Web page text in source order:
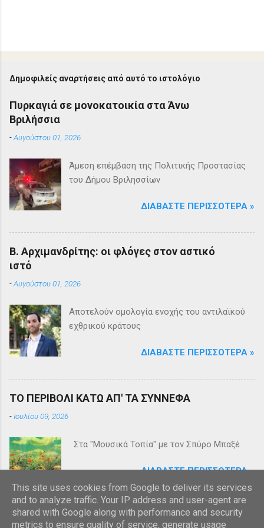
Δημοφιλείς αναρτήσεις από αυτό το ιστολόγιο
Πυρκαγιά σε μονοκατοικία στα Άνω
Βριλήσσια
-Αυγούστου 01, 2026
Άμεση επέμβαση της Πολιτικής Προστασίας
του Δήμου Βριλησσίων
ΔΙΑΒΆΣΤΕ ΠΕΡΙΣΣΌΤΕΡΑ »
Β. Αρχιμανδρίτης: οι φλόγες στον αστικό
ιστό
-Αυγούστου 01, 2026
Αποτελούν ομολογία ενοχής του αντιλαϊκού
εχθρικού κράτους
ΔΙΑΒΆΣΤΕ ΠΕΡΙΣΣΌΤΕΡΑ »
ΤΟ ΠΕΡΙΒΟΛΙ ΚΑΤΩ ΑΠ' ΤΑ ΣΥΝΝΕΦΑ
- Ιουλίου 09, 2026
Στα "Μουσικά Τοπία" με τον Σπύρο Μπαξέ
ΔΙΑΒΆΣΤΕ ΠΕΡΙΣΣΌΤΕΡΑ »
This site uses cookies from Google to deliver its services
and to analyze traffic. Your IP address and user-agent are
shared with Google along with performance and security
metrics to ensure quality of service, generate usage